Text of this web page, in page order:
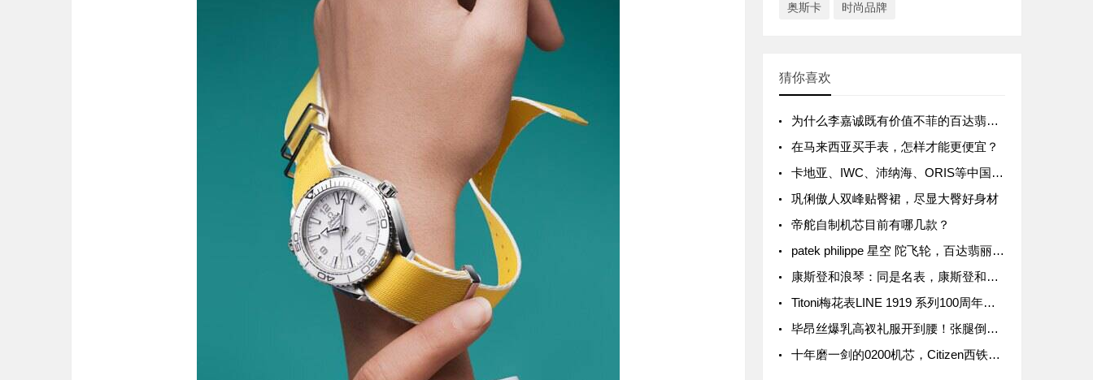
奥斯卡 时尚品牌
猜你喜欢
为什么李嘉诚既有价值不菲的百达翡丽，也戴几千块钱的电子表？
在马来西亚买手表，怎样才能更便宜？
卡地亚、IWC、沛纳海、ORIS等中国涨价，最高涨幅15%
巩俐傲人双峰贴臀裙，尽显大臀好身材
帝舵自制机芯目前有哪几款？
patek philippe 星空 陀飞轮，百达翡丽6002G天文陀飞轮
康斯登和浪琴：同是名表，康斯登和浪琴究竟有何区别？
Titoni梅花表LINE 1919 系列100周年纪念款价格介绍
毕昂丝爆乳高衩礼服开到腰！张腿倒出巨胸、三角洲网暴动
十年磨一剑的0200机芯，Citizen西铁城发布全新高级腕表